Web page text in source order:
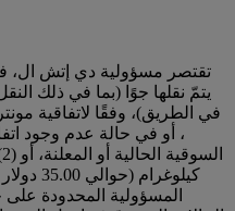
يتمّ نقلها جوًا (بما في ذلك
في الطريق)، وفقًا لاتفاقية
المسؤولية المحدودة على